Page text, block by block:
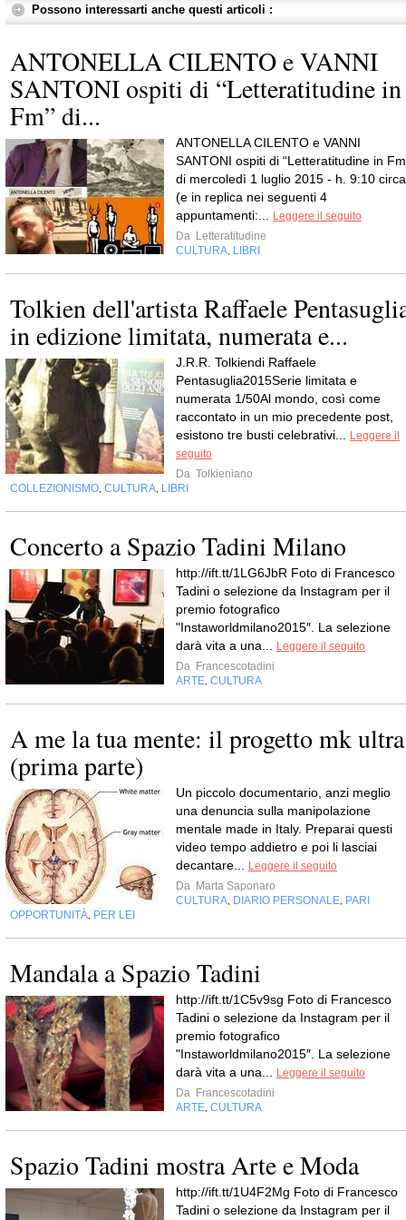
Possono interessarti anche questi articoli :
ANTONELLA CILENTO e VANNI
SANTONI ospiti di “Letteratitudine in
Fm” di...
ANTONELLA CILENTO e VANNI
SANTONI ospiti di “Letteratitudine in
di mercoledì 1 luglio 2015 - h. 9:10 circa
(e in replica nei seguenti 4
appuntamenti:...
Leggere il seguito
Da Letteratitudine
CULTURA LIBRI
Tolkien dell'artista Raffaele
in edizione limitata, numerata e...
J.R.R. Tolkiendi Raffaele
Pentasuglia2015Serie limitata e
numerata 1/50Al mondo, così come
raccontato in un mio precedente post,
esistono tre busti celebrativi...
Leggere il
seguito
Da Tolkieniano
COLLEZIONISMO CULTURA LIBRI
Concerto a Spazio Tadini Milano
http://ift.tt/1LG6JbR Foto di Francesco
Tadini o selezione da Instagram per il
premio fotografico
"Instaworldmilano2015″. La selezione
darà vita a una...
Leggere il seguito
Da Francescotadini
ARTE CULTURA
A me la tua mente: il progetto mk ultra
(prima parte)
Un piccolo documentario, anzi meglio
una denuncia sulla manipolazione
mentale made in Italy. Preparai questi
video tempo addietro e poi li lasciai
decantare...
Leggere il seguito
Da Marta Saponaro
CULTURA DIARIO PERSONALE PARI
OPPORTUNITÀ PER LEI
Mandala a Spazio Tadini
http://ift.tt/1C5v9sg Foto di Francesco
Tadini o selezione da Instagram per il
premio fotografico
"Instaworldmilano2015″. La selezione
darà vita a una...
Leggere il seguito
Da Francescotadini
ARTE CULTURA
Spazio Tadini mostra Arte e Moda
http://ift.tt/1U4F2Mg Foto di Francesco
Tadini o selezione da Instagram per il